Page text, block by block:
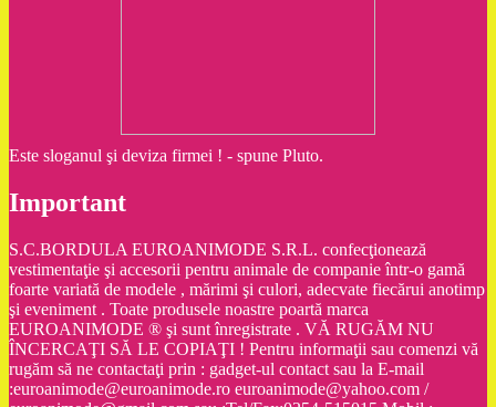
Este sloganul şi deviza firmei ! - spune Pluto.
Important
S.C.BORDULA EUROANIMODE S.R.L. confecţionează
vestimentaţie şi accesorii pentru animale de companie într-o gamă
foarte variată de modele , mărimi şi culori, adecvate fiecărui anotimp
şi eveniment . Toate produsele noastre poartă marca
EUROANIMODE ® şi sunt înregistrate . VĂ RUGĂM NU
ÎNCERCAŢI SĂ LE COPIAŢI ! Pentru informaţii sau comenzi vă
rugăm să ne contactaţi prin : gadget-ul contact sau la E-mail
:euroanimode@euroanimode.ro euroanimode@yahoo.com /